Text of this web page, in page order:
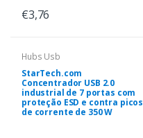
€3,76
Hubs Usb
StarTech.com
Concentrador USB 2.0
industrial de 7 portas com
proteção ESD e contra picos
de corrente de 350 W